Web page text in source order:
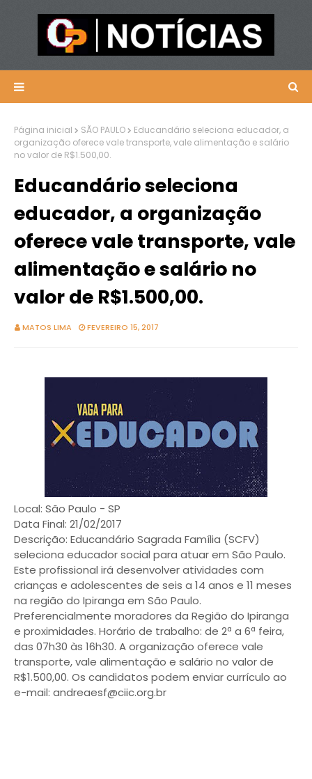
Página inicial SÃO PAULO
Educandário seleciona educador, a
organização oferece vale transporte, vale alimentação e salário
no valor de R$1.500,00.
Educandário seleciona
educador, a organização
oferece vale transporte, vale
alimentação e salário no
valor de R$1.500,00.
MATOS LIMA FEVEREIRO 15, 2017
Local: São Paulo - SP
Data Final: 21/02/2017
Descrição: Educandário Sagrada Família (SCFV)
seleciona educador social para atuar em São Paulo.
Este profissional irá desenvolver atividades com
crianças e adolescentes de seis a 14 anos e 11 meses
na região do Ipiranga em São Paulo.
Preferencialmente moradores da Região do Ipiranga
e proximidades. Horário de trabalho: de 2ª a 6ª feira,
das 07h30 às 16h30. A organização oferece vale
transporte, vale alimentação e salário no valor de
R$1.500,00. Os candidatos podem enviar currículo ao
e-mail: andreaesf@ciic.org.br